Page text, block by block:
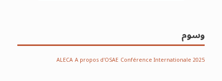
وسوم
ALECAA propos d'OSAE Conférence Internationale 2025